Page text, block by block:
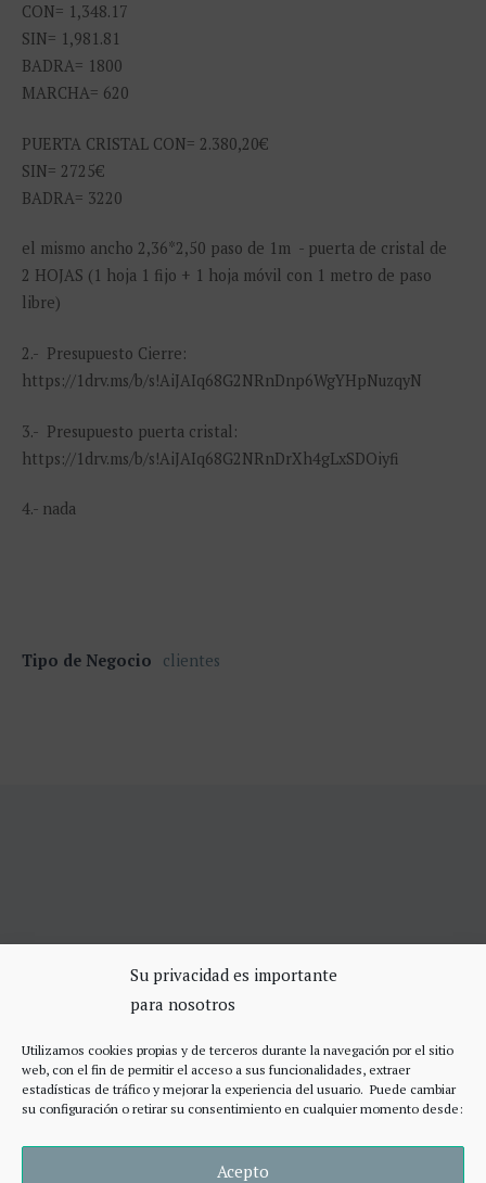
Su privacidad es importante
para nosotros
Utilizamos cookies propias y de terceros durante la navegación por el sitio
web, con el fin de permitir el acceso a sus funcionalidades, extraer
estadísticas de tráfico y mejorar la experiencia del usuario. Puede cambiar
su configuración o retirar su consentimiento en cualquier momento desde:
Acepto
CON= 1,348.17
SIN= 1,981.81
BADRA= 1800
MARCHA= 620
PUERTA CRISTAL CON= 2.380,20€
SIN= 2725€
BADRA= 3220
el mismo ancho 2,36*2,50 paso de 1m - puerta de cristal de
2 HOJAS (1 hoja 1 fijo + 1 hoja móvil con 1 metro de paso
libre)
2.- Presupuesto Cierre:
https://1drv.ms/b/s!AiJAIq68G2NRnDnp6WgYHpNuzqyN
3.- Presupuesto puerta cristal:
https://1drv.ms/b/s!AiJAIq68G2NRnDrXh4gLxSDOiyfi
4.- nada
Tipo de Negocio clientes
SERVICIOS DE CERRAJERÍA
Apertura Puertas Madrid 75€
Cerraduras de alta seguridad
Accesos